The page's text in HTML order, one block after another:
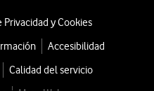
Privacidad y Cookies
Accesibilidad
Calidad del servicio